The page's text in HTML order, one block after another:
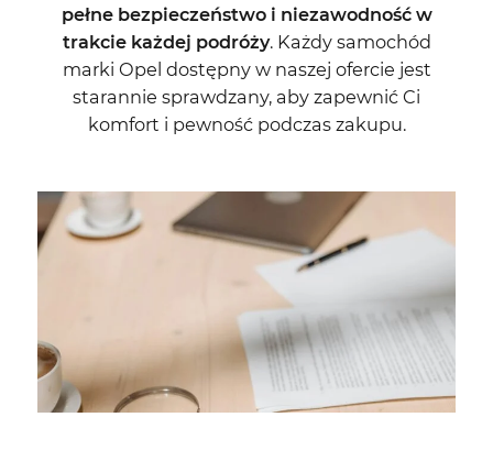
pełne bezpieczeństwo i niezawodność w
trakcie każdej podróży. Każdy samochód
marki Opel dostępny w naszej ofercie jest
starannie sprawdzany, aby zapewnić Ci
komfort i pewność podczas zakupu.